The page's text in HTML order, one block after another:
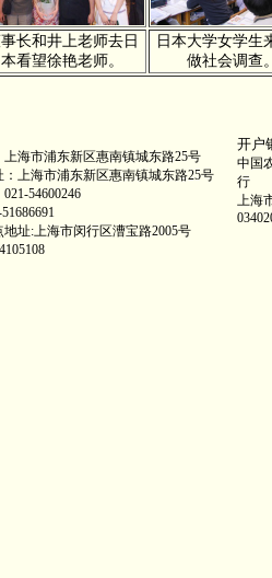
长和井上老师去日
本看望徐艳老师。
日本大学女学生
做社会调查
上海市浦东新区惠南镇城东路25号
：上海市浦东新区惠南镇城东路25号
021-54600246
址:上海市闵行区漕宝路2005号
开户
中国
行
上海